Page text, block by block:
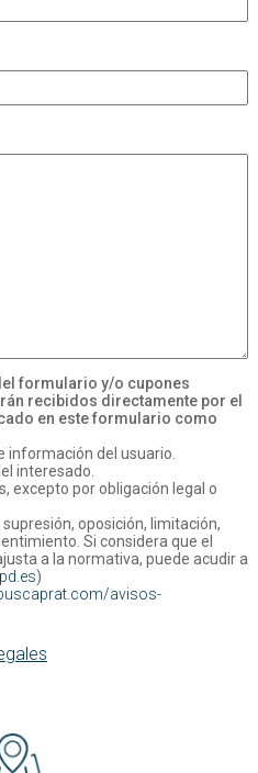
formulario y/o cupones
recibidos directamente por el
en este formulario como
información del usuario.
interesado.
excepto por obligación legal o
oposición, limitación,
Si considera que el
a la normativa, puede acudir a
)
avisos-